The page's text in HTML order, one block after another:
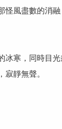
盡數的消融
寒，同時目光
靜無聲。